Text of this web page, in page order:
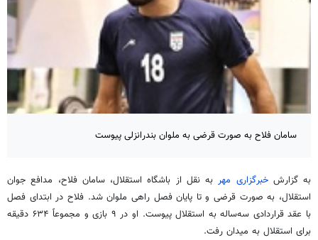
سامان فلاح به صورت قرضی به ملوان بندرانزلی پیوست
به گزارشخبرگزاری مهربه نقل از باشگاه استقلال، سامان فلاح، مدافع جوان
استقلال، به صورت قرضی و تا پایان فصل راهی ملوان شد. فلاح در ابتدای فصل
با عقد قراردادی سه‌ساله به استقلال پیوست. او در ۹ بازی و مجموعاً ۶۳۴ دقیقه
برای استقلال به میدان رفت.